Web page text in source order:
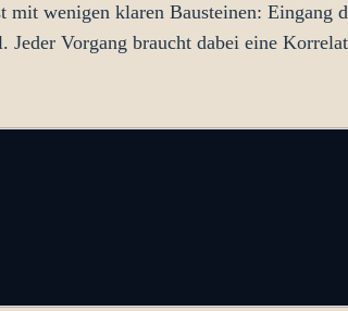
wenigen klaren Bausteinen: Eingang
Jeder Vorgang braucht dabei eine